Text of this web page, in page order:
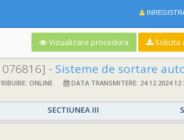
Vizualizare procedura Solicita
- Sisteme de sortare
ONLINE DATA TRANSMITERE: 24.12.2024
SECTIUNEA III